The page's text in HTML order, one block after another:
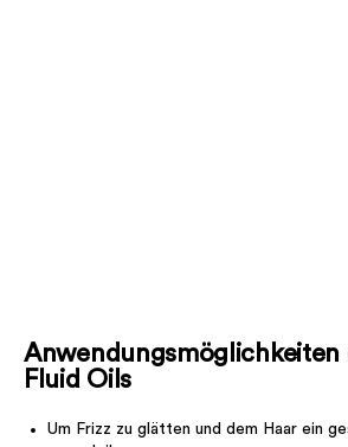
Anwendungsmöglichkeiten
Fluid Oils
Um Frizz zu glätten und dem Haar ein